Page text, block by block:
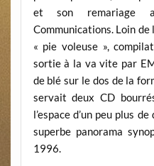
et son remariage
Communications. Loin de
« pie voleuse »,
sortie à la va vite par
de blé sur le dos de la
servait deux CD
l’espace d’un peu plus
superbe panorama
1996.